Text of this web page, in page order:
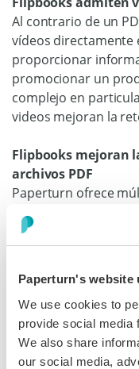
Paperturn's website
We use cookies to
provide social media
We also share
our social media,
Al contrario de un
vídeos directamente
proporcionar
promocionar un
complejo en
videos mejoran la
Flipbooks mejoran
archivos PDF
Paperturn ofrece
aumentan la
Puedes insertar
el visor para crear
para garantizar que
maravillosamente
limitaciones de
sobre las opciones